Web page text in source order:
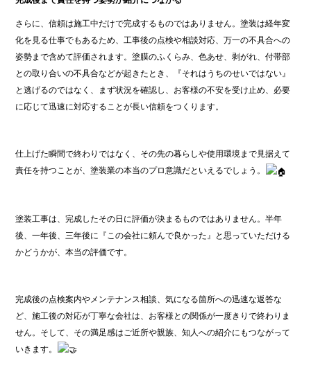
さらに、信頼は施工中だけで完成するものではありません。塗装は経年変
化を見る仕事でもあるため、工事後の点検や相談対応、万一の不具合への
姿勢まで含めて評価されます。塗膜のふくらみ、色あせ、剥がれ、付帯部
との取り合いの不具合などが起きたとき、『それはうちのせいではない』
と逃げるのではなく、まず状況を確認し、お客様の不安を受け止め、必要
に応じて迅速に対応することが長い信頼をつくります。
仕上げた瞬間で終わりではなく、その先の暮らしや使用環境まで見据えて
責任を持つことが、塗装業の本当のプロ意識だといえるでしょう。
塗装工事は、完成したその日に評価が決まるものではありません。半年
後、一年後、三年後に『この会社に頼んで良かった』と思っていただける
かどうかが、本当の評価です。
完成後の点検案内やメンテナンス相談、気になる箇所への迅速な返答な
ど、施工後の対応が丁寧な会社は、お客様との関係が一度きりで終わりま
せん。そして、その満足感はご近所や親族、知人への紹介にもつながって
いきます。